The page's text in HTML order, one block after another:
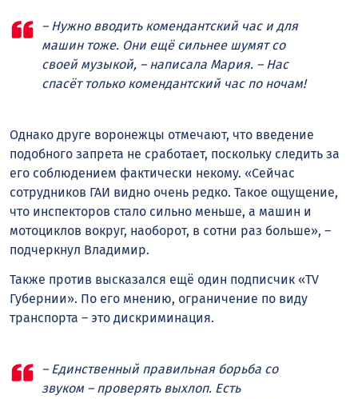
– Нужно вводить комендантский час и для
машин тоже. Они ещё сильнее шумят со
своей музыкой, – написала Мария. – Нас
спасёт только комендантский час по ночам!
Однако друге воронежцы отмечают, что введение
подобного запрета не сработает, поскольку следить за
его соблюдением фактически некому. «Сейчас
сотрудников ГАИ видно очень редко. Такое ощущение,
что инспекторов стало сильно меньше, а машин и
мотоциклов вокруг, наоборот, в сотни раз больше», –
подчеркнул Владимир.
Также против высказался ещё один подписчик «TV
Губернии». По его мнению, ограничение по виду
транспорта – это дискриминация.
– Единственный правильная борьба со
звуком – проверять выхлоп. Есть